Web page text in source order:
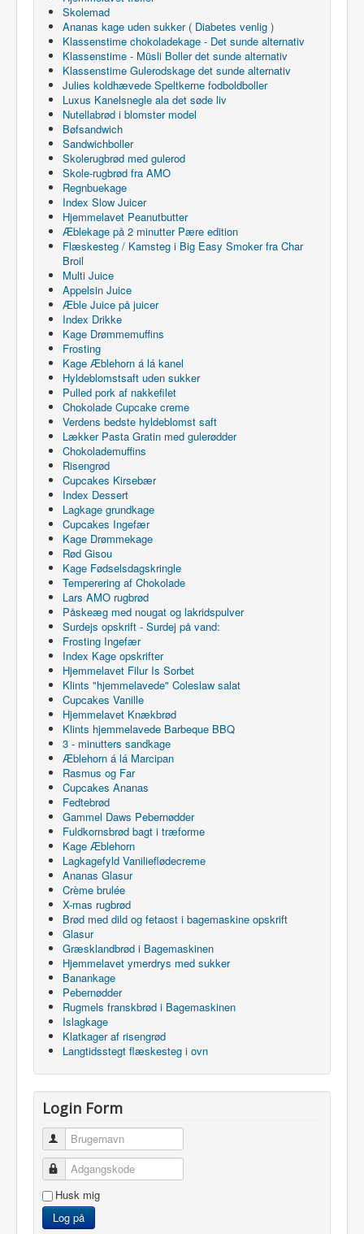
Skolemad
Ananas kage uden sukker ( Diabetes venlig )
Klassenstime chokoladekage - Det sunde alternativ
Klassenstime - Müsli Boller det sunde alternativ
Klassenstime Gulerodskage det sunde alternativ
Julies koldhævede Speltkerne fodboldboller
Luxus Kanelsnegle ala det søde liv
Nutellabrød i blomster model
Bøfsandwich
Sandwichboller
Skolerugbrød med gulerod
Skole-rugbrød fra AMO
Regnbuekage
Index Slow Juicer
Hjemmelavet Peanutbutter
Æblekage på 2 minutter Pære edition
Flæskesteg / Kamsteg i Big Easy Smoker fra Char
Broil
Multi Juice
Appelsin Juice
Æble Juice på juicer
Index Drikke
Kage Drømmemuffins
Frosting
Kage Æblehorn á lá kanel
Hyldeblomstsaft uden sukker
Pulled pork af nakkefilet
Chokolade Cupcake creme
Verdens bedste hyldeblomst saft
Lækker Pasta Gratin med gulerødder
Chokolademuffins
Risengrød
Cupcakes Kirsebær
Index Dessert
Lagkage grundkage
Cupcakes Ingefær
Kage Drømmekage
Rød Gisou
Kage Fødselsdagskringle
Temperering af Chokolade
Lars AMO rugbrød
Påskeæg med nougat og lakridspulver
Surdejs opskrift - Surdej på vand:
Frosting Ingefær
Index Kage opskrifter
Hjemmelavet Filur Is Sorbet
Klints "hjemmelavede" Coleslaw salat
Cupcakes Vanille
Hjemmelavet Knækbrød
Klints hjemmelavede Barbeque BBQ
3 - minutters sandkage
Æblehorn á lá Marcipan
Rasmus og Far
Cupcakes Ananas
Fedtebrød
Gammel Daws Pebernødder
Fuldkornsbrød bagt i træforme
Kage Æblehorn
Lagkagefyld Vanilieflødecreme
Ananas Glasur
Crème brulée
X-mas rugbrød
Brød med dild og fetaost i bagemaskine opskrift
Glasur
Græsklandbrød i Bagemaskinen
Hjemmelavet ymerdrys med sukker
Banankage
Pebernødder
Rugmels franskbrød i Bagemaskinen
Islagkage
Klatkager af risengrød
Langtidsstegt flæskesteg i ovn
Login Form
Brugernavn
Adgangskode
Husk mig
Log på